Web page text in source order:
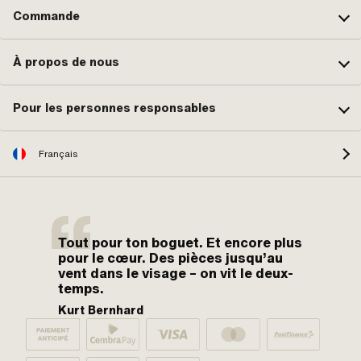
Commande
À propos de nous
Pour les personnes responsables
Français
Tout pour ton boguet. Et encore plus
pour le cœur. Des pièces jusqu’au
vent dans le visage – on vit le deux-
temps.
Kurt Bernhard